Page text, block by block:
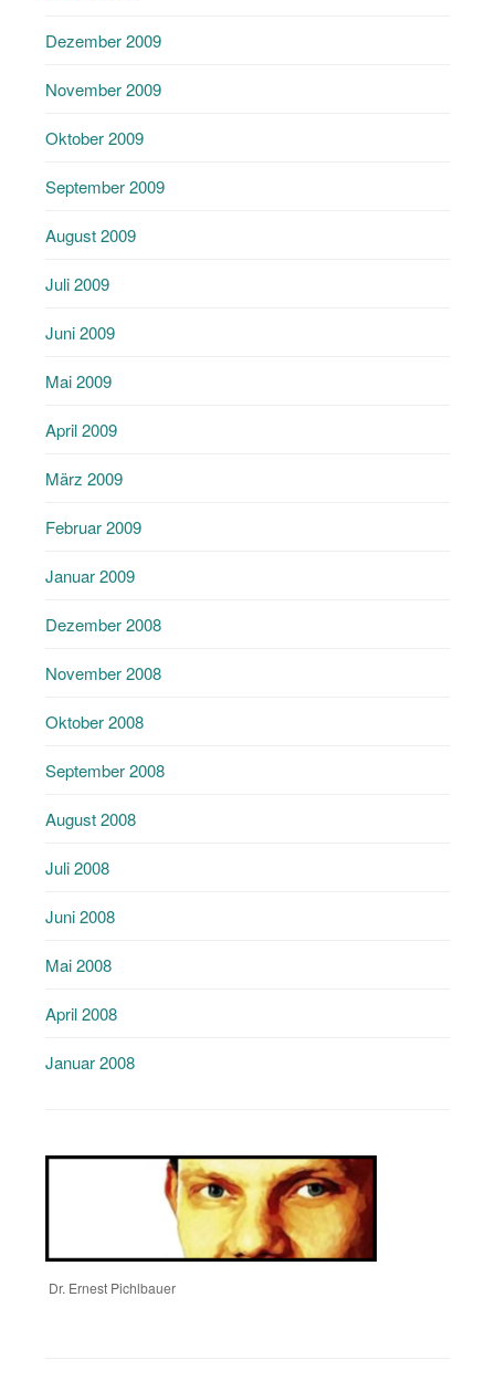
Dezember 2009
November 2009
Oktober 2009
September 2009
August 2009
Juli 2009
Juni 2009
Mai 2009
April 2009
März 2009
Februar 2009
Januar 2009
Dezember 2008
November 2008
Oktober 2008
September 2008
August 2008
Juli 2008
Juni 2008
Mai 2008
April 2008
Januar 2008
Dr. Ernest Pichlbauer